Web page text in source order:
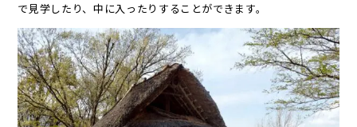
で見学したり、中に入ったりすることができます。